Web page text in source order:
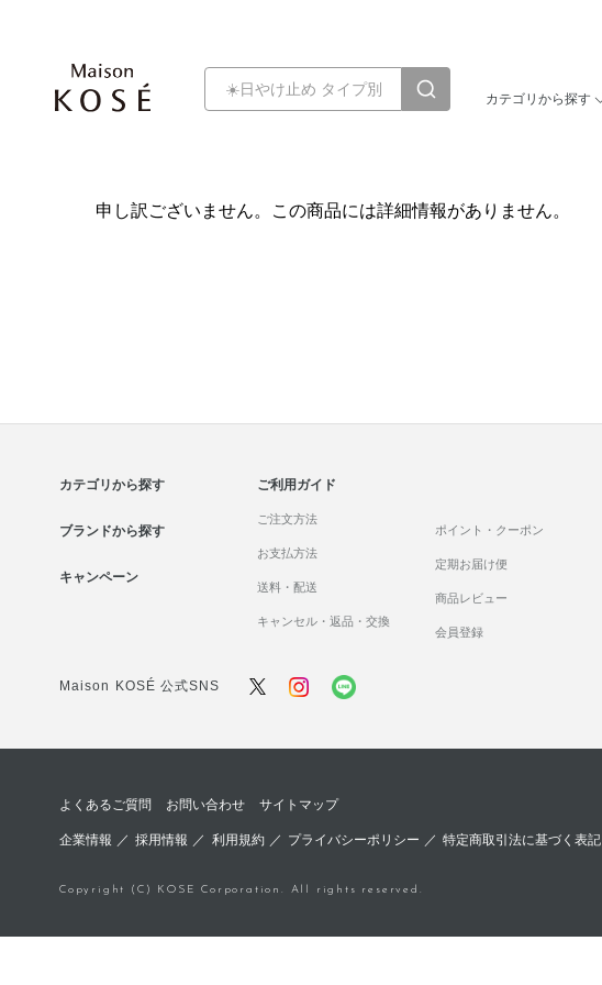
カテゴリから探す
申し訳ございません。この商品には詳細情報がありません。
カテゴリから探す
ブランドから探す
キャンペーン
ご利用ガイド
ご注文方法
お支払方法
送料・配送
キャンセル・返品・交換
ポイント・クーポン
定期お届け便
商品レビュー
会員登録
Maison KOSÉ 公式SNS
よくあるご質問 お問い合わせ サイトマップ
企業情報 ／採用情報 ／ 利用規約／ プライバシーポリシー ／ 特定商取引法に基づく表記
Copyright (C) KOSE Corporation. All rights reserved.